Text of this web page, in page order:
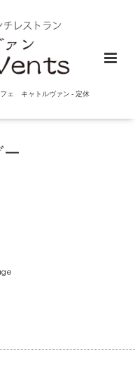
ェ キャトルヴァン - 定休
ー